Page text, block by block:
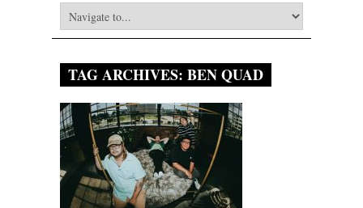
TAG ARCHIVES: BEN QUAD